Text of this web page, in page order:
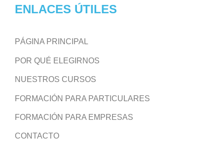
ENLACES ÚTILES
PÁGINA PRINCIPAL
POR QUÉ ELEGIRNOS
NUESTROS CURSOS
FORMACIÓN PARA PARTICULARES
FORMACIÓN PARA EMPRESAS
CONTACTO